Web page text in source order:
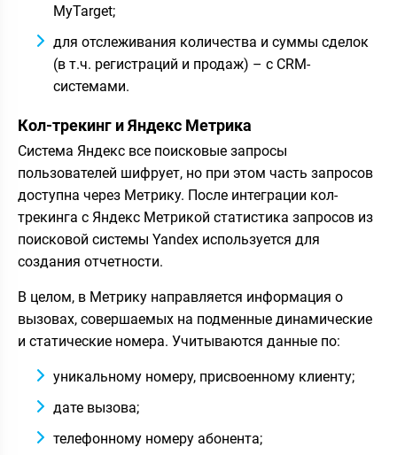
MyTarget;
для отслеживания количества и суммы сделок
(в т.ч. регистраций и продаж) – с CRM-
системами.
Кол-трекинг и Яндекс Метрика
Система Яндекс все поисковые запросы
пользователей шифрует, но при этом часть запросов
доступна через Метрику. После интеграции кол-
трекинга с Яндекс Метрикой статистика запросов из
поисковой системы Yandeх используется для
создания отчетности.
В целом, в Метрику направляется информация о
вызовах, совершаемых на подменные динамические
и статические номера. Учитываются данные по:
уникальному номеру, присвоенному клиенту;
дате вызова;
телефонному номеру абонента;